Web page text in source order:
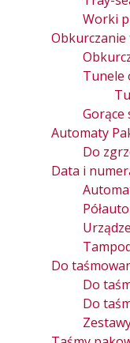
Worki
Obkurczanie
Tunele
Gorące
Automaty
Do
Data i
Do
Do
Do